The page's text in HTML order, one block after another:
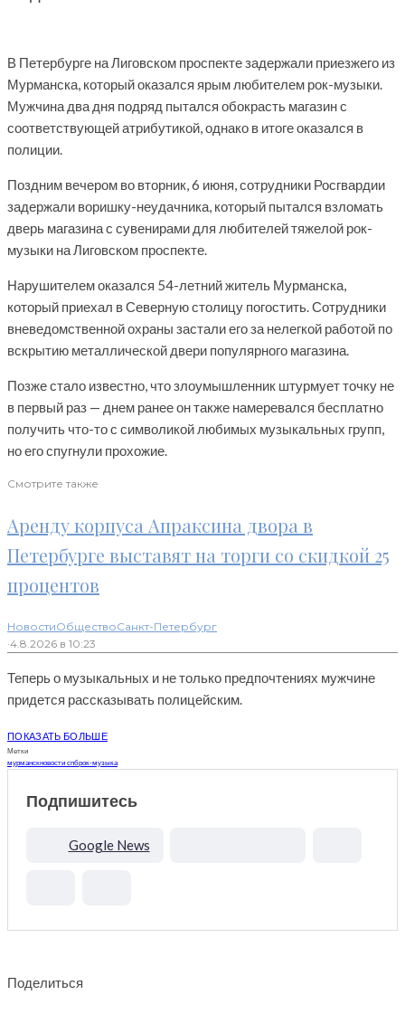
В Петербурге на Лиговском проспекте задержали приезжего из
Мурманска, который оказался ярым любителем рок-музыки.
Мужчина два дня подряд пытался обокрасть магазин с
соответствующей атрибутикой, однако в итоге оказался в
полиции.
Поздним вечером во вторник, 6 июня, сотрудники Росгвардии
задержали воришку-неудачника, который пытался взломать
дверь магазина с сувенирами для любителей тяжелой рок-
музыки на Лиговском проспекте.
Нарушителем оказался 54-летний житель Мурманска,
который приехал в Северную столицу погостить. Сотрудники
вневедомственной охраны застали его за нелегкой работой по
вскрытию металлической двери популярного магазина.
Позже стало известно, что злоумышленник штурмует точку не
в первый раз — днем ранее он также намеревался бесплатно
получить что-то с символикой любимых музыкальных групп,
но его спугнули прохожие.
Смотрите также
Аренду корпуса Апраксина двора в
Петербурге выставят на торги со скидкой 25
процентов
НовостиОбществоСанкт-Петербург
·4.8.2026 в 10:23
Теперь о музыкальных и не только предпочтениях мужчине
придется рассказывать полицейским.
ПОКАЗАТЬ БОЛЬШЕ
Метки
мурманскновости спброк-музыка
Подпишитесь
Google News
Поделиться